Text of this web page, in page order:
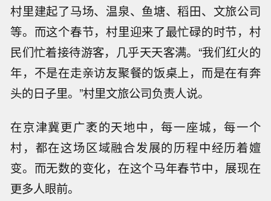
村里建起了马场、温泉、鱼塘、稻田、文旅公司
等。而这个春节，村里迎来了最忙碌的时节，村
民们忙着接待游客，几乎天天客满。“我们红火的
年，不是在走亲访友聚餐的饭桌上，而是在有奔
头的日子里。”村里文旅公司负责人说。
在京津冀更广袤的天地中，每一座城，每一个
村，都在这场区域融合发展的历程中经历着嬗
变。而无数的变化，在这个马年春节中，展现在
更多人眼前。